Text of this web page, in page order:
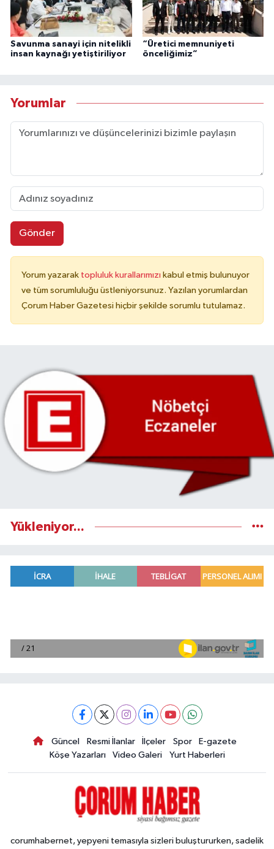
Savunma sanayi için nitelikli
insan kaynağı yetiştiriliyor
“Üretici memnuniyeti
önceliğimiz”
Yorumlar
Gönder
Yorum yazarak topluluk kurallarımızı kabul etmiş bulunuyor
ve tüm sorumluluğu üstleniyorsunuz. Yazılan yorumlardan
Çorum Haber Gazetesi hiçbir şekilde sorumlu tutulamaz.
Yükleniyor...
Güncel Resmi İlanlar İlçeler Spor
E-gazete
Köşe Yazarları
Video Galeri Yurt Haberleri
corumhabernet, yepyeni temasıyla sizleri buluştururken, sadelik